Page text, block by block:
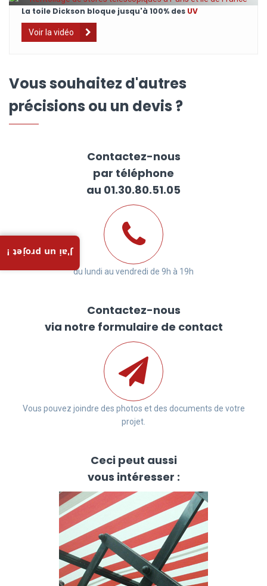
J'ai un projet !
La toile Dickson bloque jusqu'à 100% des UV
Voir la vidéo
Vous souhaitez d'autres
précisions ou un devis ?
Contactez-nous
par téléphone
au 01.30.80.51.05
du lundi au vendredi de 9h à 19h
Contactez-nous
via notre formulaire de contact
Vous pouvez joindre des photos et des documents de votre
projet.
Ceci peut aussi
vous intéresser :